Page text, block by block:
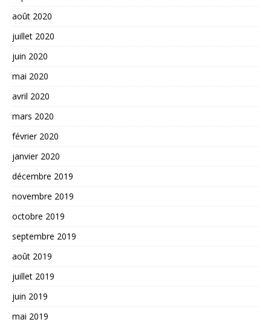
août 2020
juillet 2020
juin 2020
mai 2020
avril 2020
mars 2020
février 2020
janvier 2020
décembre 2019
novembre 2019
octobre 2019
septembre 2019
août 2019
juillet 2019
juin 2019
mai 2019